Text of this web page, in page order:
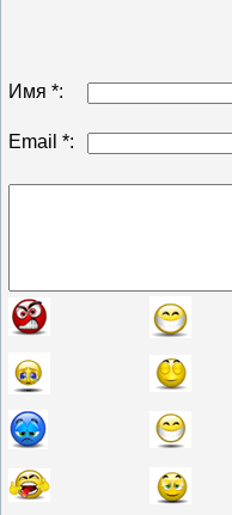
Имя *:
Email *: